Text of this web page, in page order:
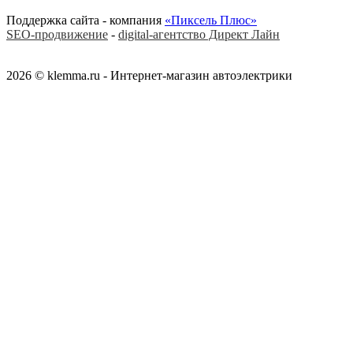
Поддержка сайта - компания «Пиксель Плюс»
SEO-продвижение - digital-агентство Директ Лайн
2026 © klemma.ru - Интернет-магазин автоэлектрики